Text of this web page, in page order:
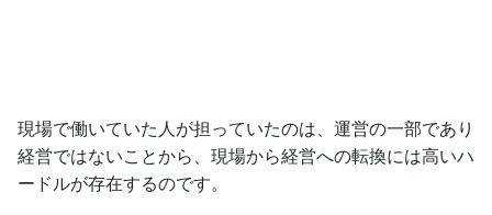
現場で働いていた人が担っていたのは、運営の一部であり
経営ではないことから、現場から経営への転換には高いハ
ードルが存在するのです。